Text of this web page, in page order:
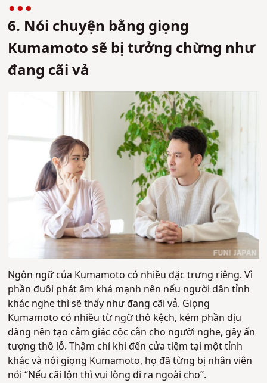
6. Nói chuyện bằng giọng
Kumamoto sẽ bị tưởng chừng như
đang cãi vả
Ngôn ngữ của Kumamoto có nhiều đặc trưng riêng. Vì
phần đuôi phát âm khá mạnh nên nếu người dân tỉnh
khác nghe thì sẽ thấy như đang cãi vả. Giọng
Kumamoto có nhiều từ ngữ thô kệch, kém phần dịu
dàng nên tạo cảm giác cộc cằn cho người nghe, gây ấn
tượng thô lỗ. Thậm chí khi đến cửa tiệm tại một tỉnh
khác và nói giọng Kumamoto, họ đã từng bị nhân viên
nói “Nếu cãi lộn thì vui lòng đi ra ngoài cho”.